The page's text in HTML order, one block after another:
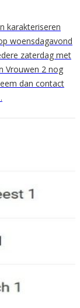
karakteriseren
woensdagavond
zaterdag met
Vrouwen 2 nog
dan contact